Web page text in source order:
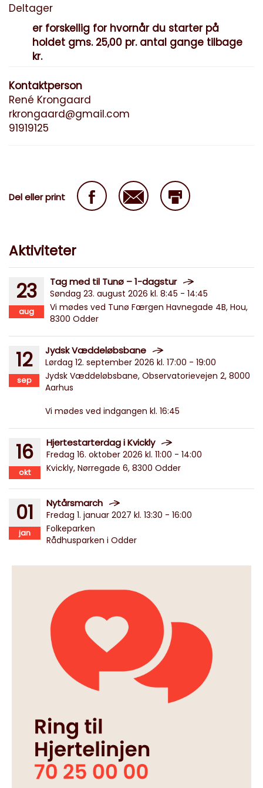
Deltager
er forskellig for hvornår du starter på
holdet gms. 25,00 pr. antal gange tilbage
kr.
Kontaktperson
René Krongaard
rkrongaard@gmail.com
91919125
Del eller print
Aktiviteter
23
aug
Tag med til Tunø – 1-dagstur
Søndag 23. august 2026 kl. 8:45 - 14:45
Vi mødes ved Tunø Færgen Havnegade 4B, Hou,
8300 Odder
12
sep
Jydsk Væddeløbsbane
Lørdag 12. september 2026 kl. 17:00 - 19:00
Jydsk Væddeløbsbane, Observatorievejen 2, 8000
Aarhus
Vi mødes ved indgangen kl. 16:45
16
okt
Hjertestarterdag i Kvickly
Fredag 16. oktober 2026 kl. 11:00 - 14:00
Kvickly, Nørregade 6, 8300 Odder
01
jan
Nytårsmarch
Fredag 1. januar 2027 kl. 13:30 - 16:00
Folkeparken
Rådhusparken i Odder